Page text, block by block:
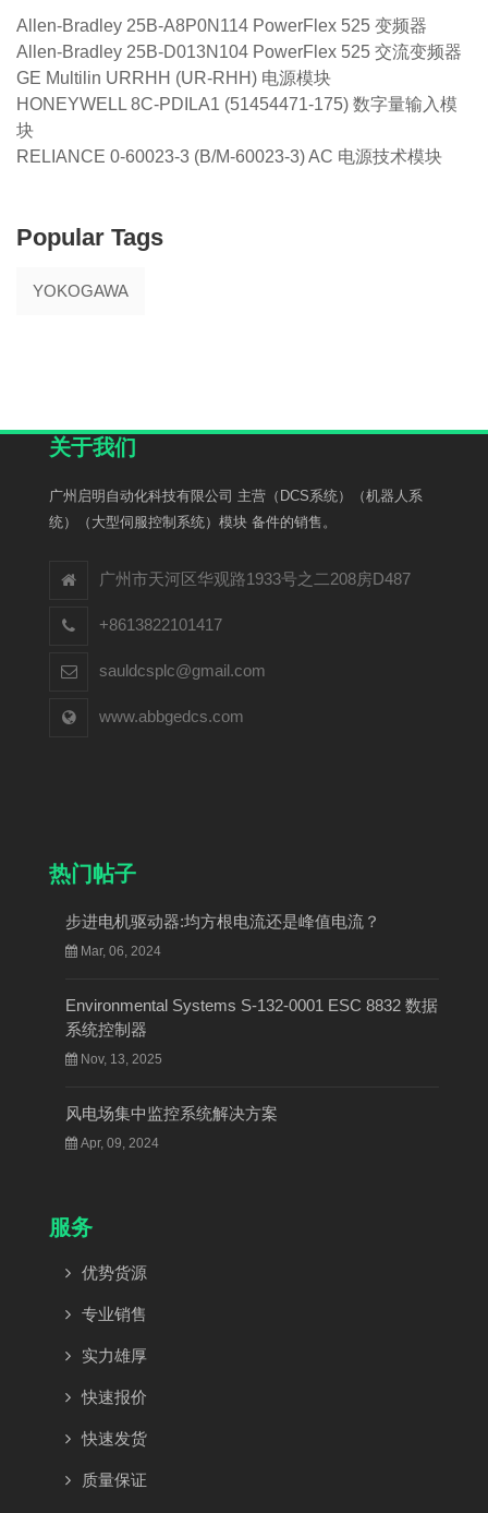
Allen-Bradley 25B-A8P0N114 PowerFlex 525 变频器
Allen-Bradley 25B-D013N104 PowerFlex 525 交流变频器
GE Multilin URRHH (UR-RHH) 电源模块
HONEYWELL 8C-PDILA1 (51454471-175) 数字量输入模
块
RELIANCE 0-60023-3 (B/M-60023-3) AC 电源技术模块
Popular Tags
YOKOGAWA
关于我们
广州启明自动化科技有限公司 主营（DCS系统）（机器人系
统）（大型伺服控制系统）模块 备件的销售。
广州市天河区华观路1933号之二208房D487
+8613822101417
sauldcsplc@gmail.com
www.abbgedcs.com
热门帖子
步进电机驱动器:均方根电流还是峰值电流？
Mar, 06, 2024
Environmental Systems S-132-0001 ESC 8832 数据
系统控制器
Nov, 13, 2025
风电场集中监控系统解决方案
Apr, 09, 2024
服务
优势货源
专业销售
实力雄厚
快速报价
快速发货
质量保证